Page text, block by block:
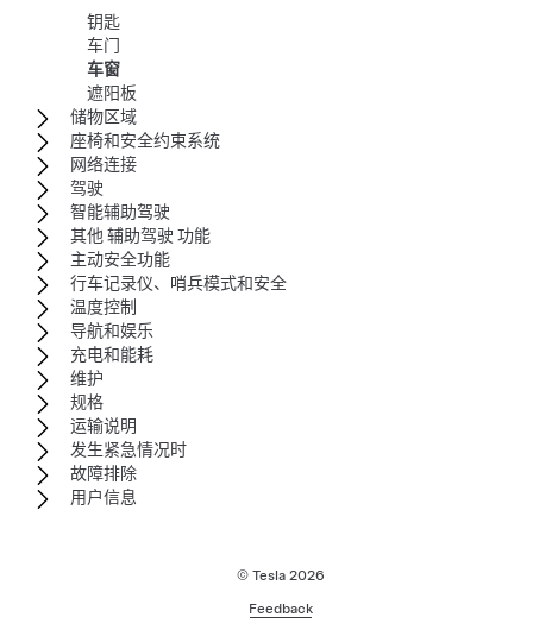
钥匙
车门
车窗
遮阳板
储物区域
座椅和安全约束系统
网络连接
驾驶
智能辅助驾驶
其他 辅助驾驶 功能
主动安全功能
行车记录仪、哨兵模式和安全
温度控制
导航和娱乐
充电和能耗
维护
规格
运输说明
发生紧急情况时
故障排除
用户信息
© Tesla 2026
Feedback